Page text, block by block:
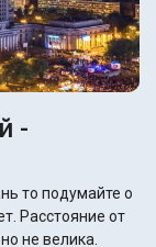
-
то подумайте о
Расстояние от
не велика.